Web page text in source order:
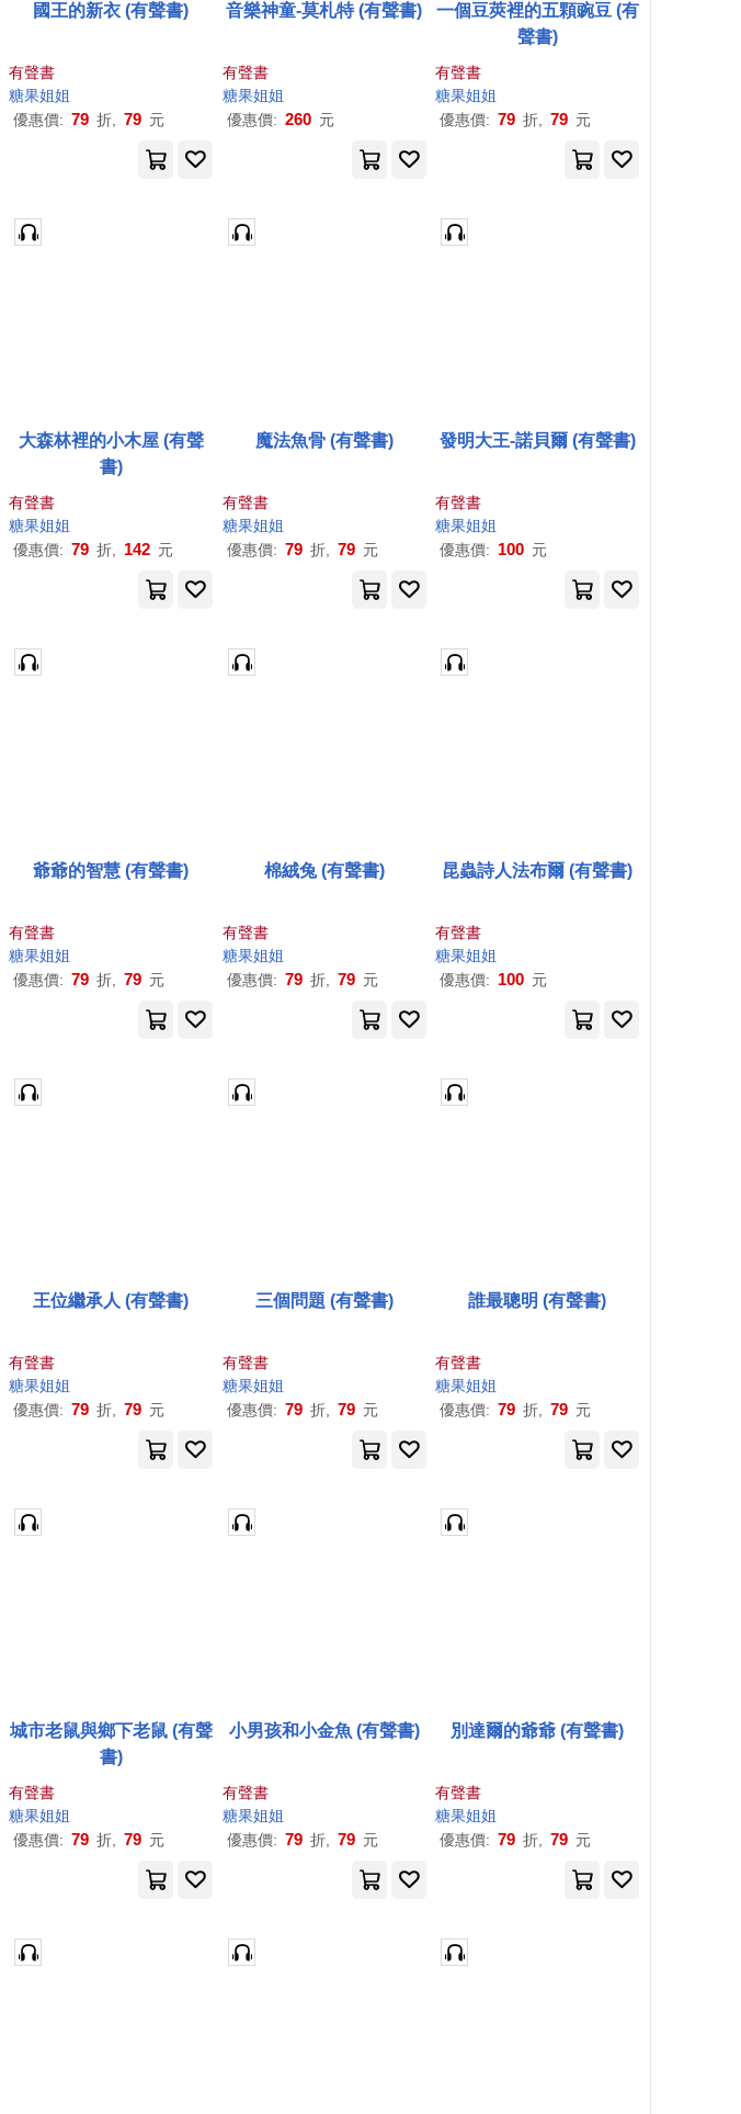
國王的新衣 (有聲書)
有聲書
糖果姐姐
優惠價: 79 折, 79 元
音樂神童-莫札特 (有聲書)
有聲書
糖果姐姐
優惠價: 260 元
一個豆莢裡的五顆豌豆 (有
聲書)
有聲書
糖果姐姐
優惠價: 79 折, 79 元
大森林裡的小木屋 (有聲
書)
有聲書
糖果姐姐
優惠價: 79 折, 142 元
魔法魚骨 (有聲書)
有聲書
糖果姐姐
優惠價: 79 折, 79 元
發明大王-諾貝爾 (有聲書)
有聲書
糖果姐姐
優惠價: 100 元
爺爺的智慧 (有聲書)
有聲書
糖果姐姐
優惠價: 79 折, 79 元
棉絨兔 (有聲書)
有聲書
糖果姐姐
優惠價: 79 折, 79 元
昆蟲詩人法布爾 (有聲書)
有聲書
糖果姐姐
優惠價: 100 元
王位繼承人 (有聲書)
有聲書
糖果姐姐
優惠價: 79 折, 79 元
三個問題 (有聲書)
有聲書
糖果姐姐
優惠價: 79 折, 79 元
誰最聰明 (有聲書)
有聲書
糖果姐姐
優惠價: 79 折, 79 元
城市老鼠與鄉下老鼠 (有聲
書)
有聲書
糖果姐姐
優惠價: 79 折, 79 元
小男孩和小金魚 (有聲書)
有聲書
糖果姐姐
優惠價: 79 折, 79 元
別達爾的爺爺 (有聲書)
有聲書
糖果姐姐
優惠價: 79 折, 79 元